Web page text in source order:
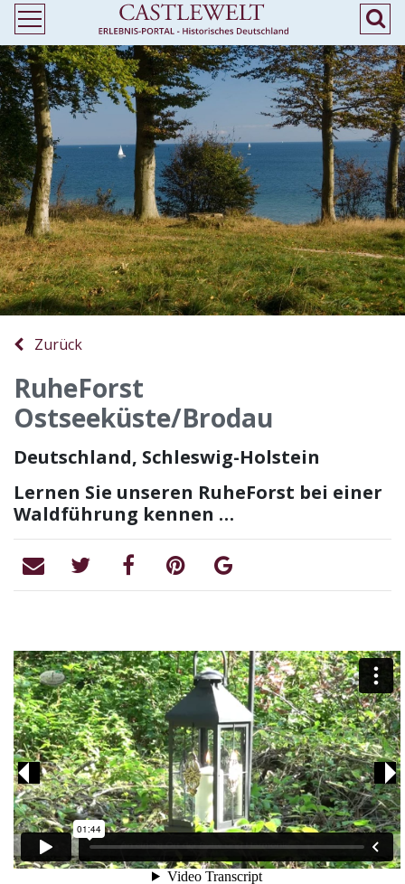
Zurück
RuheForst
Ostseeküste/Brodau
Deutschland, Schleswig-Holstein
Lernen Sie unseren RuheForst bei einer
Waldführung kennen …
Previous